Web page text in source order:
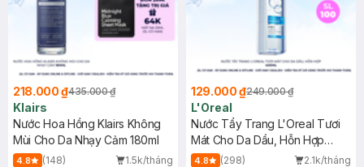
218.000 ₫435.000 ₫
Klairs
Nước Hoa Hồng Klairs Không
Mùi Cho Da Nhạy Cảm 180ml
4.8 (148)
1.5k/tháng
129.000 ₫249.000 ₫
L'Oreal
Nước Tẩy Trang L'Oreal Tươi
Mát Cho Da Dầu, Hỗn Hợp
400ml
4.8 (298)
2.1k/tháng